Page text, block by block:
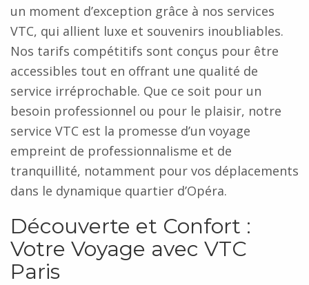
un moment d’exception grâce à nos services
VTC, qui allient luxe et souvenirs inoubliables.
Nos tarifs compétitifs sont conçus pour être
accessibles tout en offrant une qualité de
service irréprochable. Que ce soit pour un
besoin professionnel ou pour le plaisir, notre
service VTC est la promesse d’un voyage
empreint de professionnalisme et de
tranquillité, notamment pour vos déplacements
dans le dynamique quartier d’Opéra.
Découverte et Confort :
Votre Voyage avec VTC
Paris